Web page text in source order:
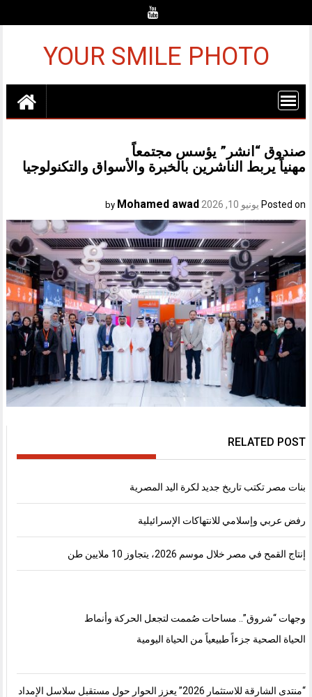
YOUR SMILE PHOTO
صندوق “انشر” يؤسس مجتمعاً
مهنياً يربط الناشرين بالخبرة والأسواق والتكنولوجيا
Posted on يونيو 10, 2026 Mohamed awad
RELATED POST
بنات مصر تكتب تاريخ جديد لكرة اليد المصرية
رفض عربي وإسلامي للانتهاكات الإسرائيلية
إنتاج القمح في مصر خلال موسم 2026، يتجاوز 10 ملايين طن
وجهات “شروق”.. مساحات صُممت لتجعل الحركة وأنماط
الحياة الصحية جزءاً طبيعياً من الحياة اليومية
“منتدى الشارقة للاستثمار 2026” يعزز الحوار حول مستقبل سلاسل الإمداد